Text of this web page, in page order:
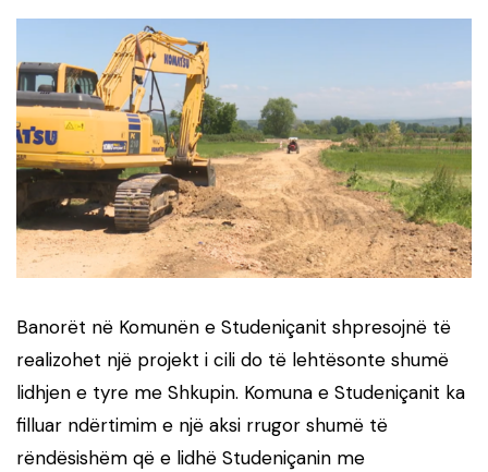
Banorët në Komunën e Studeniçanit shpresojnë të
realizohet një projekt i cili do të lehtësonte shumë
lidhjen e tyre me Shkupin. Komuna e Studeniçanit ka
filluar ndërtimim e një aksi rrugor shumë të
rëndësishëm që e lidhë Studeniçanin me